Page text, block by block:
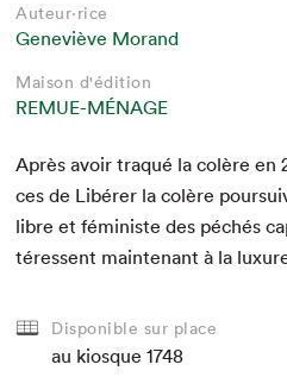
Auteur·rice
Geneviève Morand
Maison d'édition
REMUE-MÉNAGE
Après avoir traqué la colère en
ces de Libér­er la colère
libre et fémin­iste des péchés
téressent main­tenant à la
Disponible sur place
au kiosque 1748